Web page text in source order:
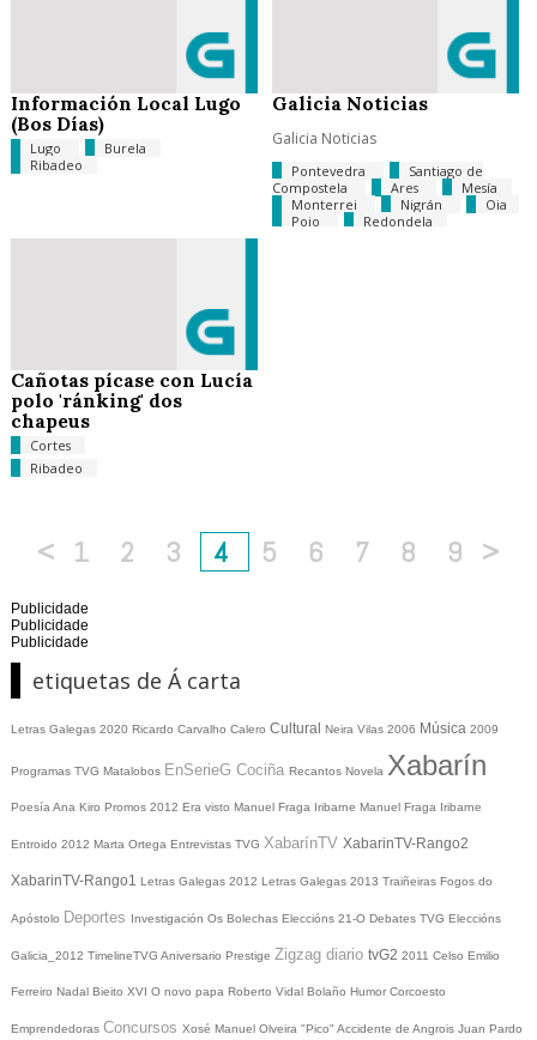
Información Local Lugo
(Bos Días)
Lugo
Burela
Ribadeo
Galicia Noticias
Galicia Noticias
Pontevedra
Santiago de
Compostela
Ares
Mesía
Monterrei
Nigrán
Oia
Poio
Redondela
Cañotas pícase con Lucía
polo 'ránking' dos
chapeus
Cortes
Ribadeo
< 1 2 3 4 5 6 7 8 9 >
Publicidade
Publicidade
Publicidade
etiquetas de Á carta
Letras Galegas 2020 Ricardo Carvalho Calero Cultural Neira Vilas 2006 Música 2009
Programas TVG Matalobos EnSerieG Cociña Recantos Novela Xabarín
Poesía Ana Kiro Promos 2012 Era visto Manuel Fraga Iribarne Manuel Fraga Iribarne
Entroido 2012 Marta Ortega Entrevistas TVG XabarínTV XabarinTV-Rango2
XabarinTV-Rango1 Letras Galegas 2012 Letras Galegas 2013 Traiñeiras Fogos do
Apóstolo Deportes Investigación Os Bolechas Eleccións 21-O Debates TVG Eleccións
Galicia_2012 TimelineTVG Aniversario Prestige Zigzag diario tvG2 2011 Celso Emilio
Ferreiro Nadal Bieito XVI O novo papa Roberto Vidal Bolaño Humor Corcoesto
Emprendedoras Concursos Xosé Manuel Olveira "Pico" Accidente de Angrois Juan Pardo